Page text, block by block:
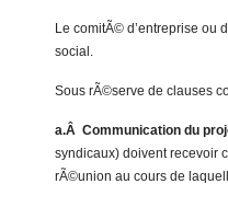
Le comitÃ© d’entreprise ou
social.
Sous rÃ©serve de clauses
a.Â Communication du
syndicaux) doivent recevoir
rÃ©union au cours de